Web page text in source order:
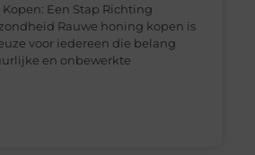
Een Stap Richting
Rauwe honing kopen is
voor iedereen die belang
en onbewerkte